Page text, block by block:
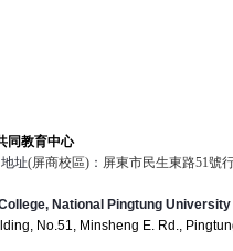
同教育中心
地址(屏商校區) ： 屏東市民生東路51號
National Pingtung University
No.51, Minsheng E. Rd.,